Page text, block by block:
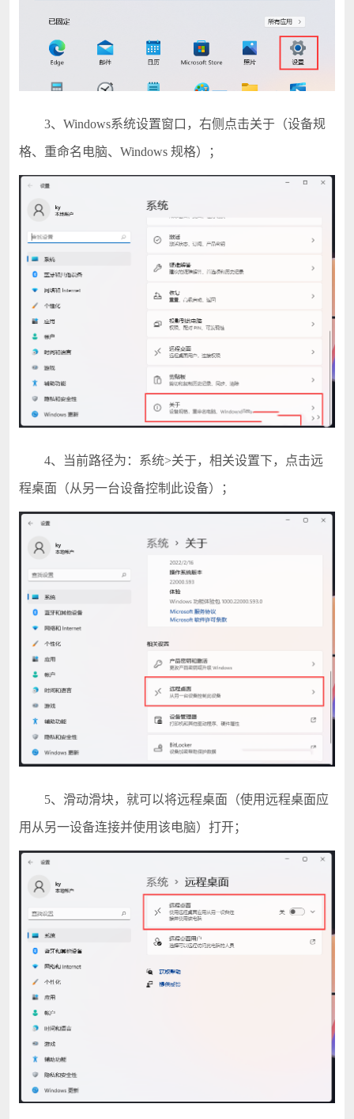
3、Windows系统设置窗口，右侧点击关于（设备规
格、重命名电脑、Windows 规格）；
4、当前路径为：系统>关于，相关设置下，点击远
程桌面（从另一台设备控制此设备）；
5、滑动滑块，就可以将远程桌面（使用远程桌面应
用从另一设备连接并使用该电脑）打开；